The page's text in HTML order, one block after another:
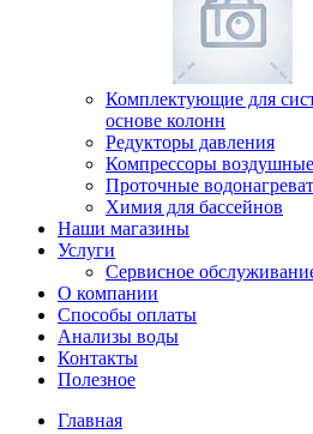
Комплектующие для
основе колонн
Редукторы давления
Компрессоры воздушные
Проточные
Химия для бассейнов
Наши магазины
Услуги
Сервисное
О компании
Способы оплаты
Анализы воды
Контакты
Полезное
Главная